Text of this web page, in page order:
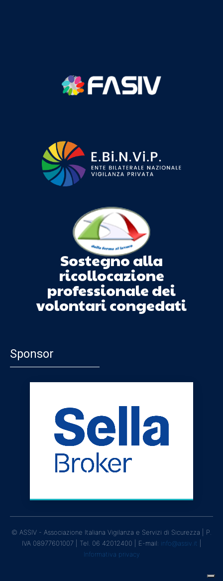
Sostegno alla
ricollocazione
professionale dei
volontari congedati
Sponsor
© ASSIV - Associazione Italiana Vigilanza e Servizi di Sicurezza | P.
IVA 08977601007 | Tel. 06 42012400 | E-mail: info@assiv.it
Informativa privacy